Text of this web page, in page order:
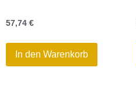
57,74 €
In den Warenkorb